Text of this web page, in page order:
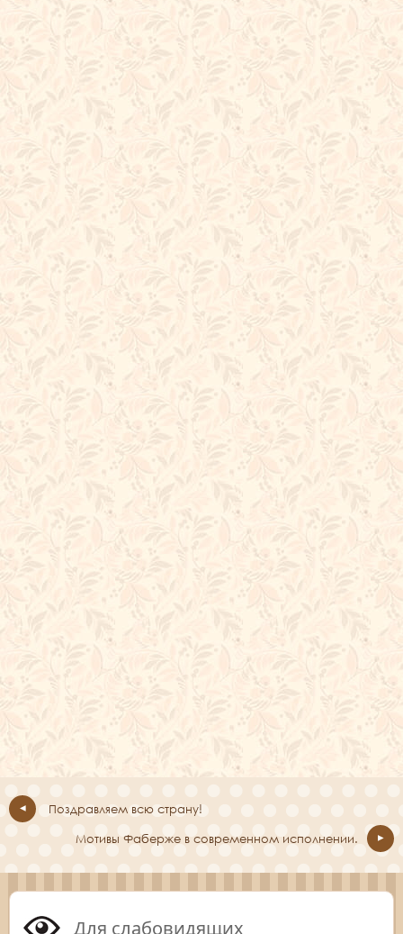
Поздравляем всю страну!
Мотивы Фаберже в современном исполнении.
Для слабовидящих